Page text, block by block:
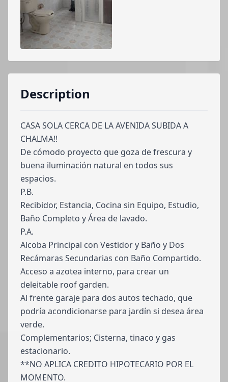
Description
CASA SOLA CERCA DE LA AVENIDA SUBIDA A
CHALMA!!
De cómodo proyecto que goza de frescura y
buena iluminación natural en todos sus
espacios.
P.B.
Recibidor, Estancia, Cocina sin Equipo, Estudio,
Baño Completo y Área de lavado.
P.A.
Alcoba Principal con Vestidor y Baño y Dos
Recámaras Secundarias con Baño Compartido.
Acceso a azotea interno, para crear un
deleitable roof garden.
Al frente garaje para dos autos techado, que
podría acondicionarse para jardín si desea área
verde.
Complementarios; Cisterna, tinaco y gas
estacionario.
**NO APLICA CREDITO HIPOTECARIO POR EL
MOMENTO.